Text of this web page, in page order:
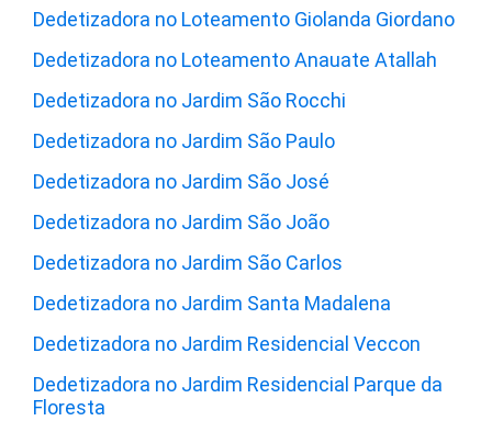
Dedetizadora no Loteamento Giolanda Giordano
Dedetizadora no Loteamento Anauate Atallah
Dedetizadora no Jardim São Rocchi
Dedetizadora no Jardim São Paulo
Dedetizadora no Jardim São José
Dedetizadora no Jardim São João
Dedetizadora no Jardim São Carlos
Dedetizadora no Jardim Santa Madalena
Dedetizadora no Jardim Residencial Veccon
Dedetizadora no Jardim Residencial Parque da
Floresta